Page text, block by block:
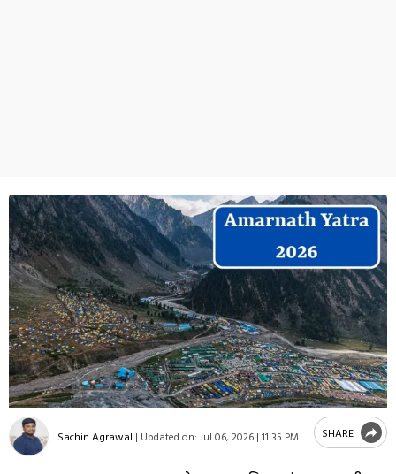
Sachin Agrawal | Updated on: Jul 06, 2026 | 11:35 PM SHARE